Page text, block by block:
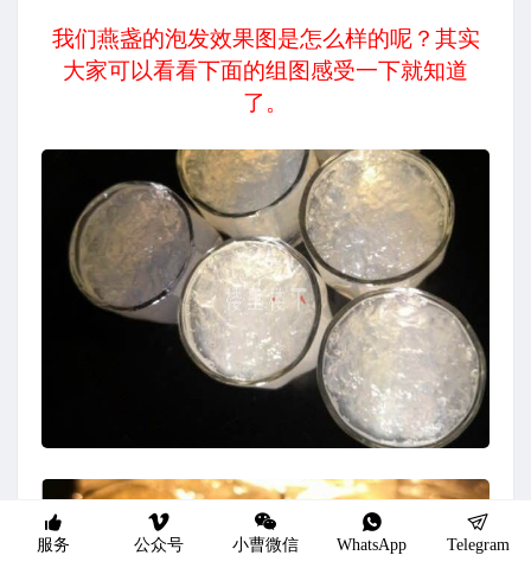
我们燕盏的泡发效果图是怎么样的呢？其实
大家可以看看下面的组图感受一下就知道
了。
服务 公众号 小曹微信 WhatsApp Telegram